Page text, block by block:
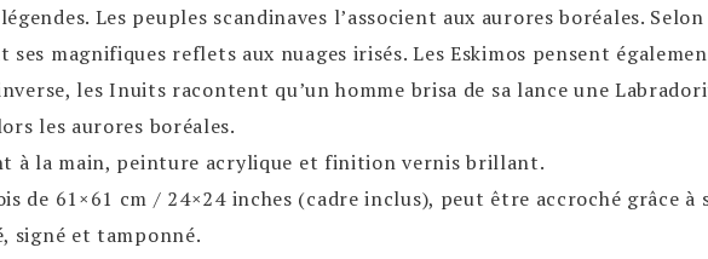
Les peuples scandinaves l’associent aux aurores boréales.
ses magnifiques reflets aux nuages irisés. Les Eskimos pensent
les Inuits racontent qu’un homme brisa de sa lance une
les aurores boréales.
à la main, peinture acrylique et finition vernis brillant.
de 61×61 cm / 24×24 inches (cadre inclus), peut être accroché grâce à
signé et tamponné.